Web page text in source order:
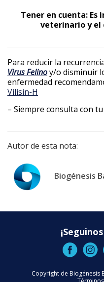
Tener en cuenta:
veterinario y el
Para reducir la
Virus Felinoy/o disminuir
enfermedad
Vilisin-H
– Siempre consulta con
Autor de esta nota:
Biogénesis
Copyright de Biogénesis